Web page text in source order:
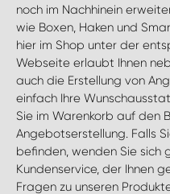
noch im Nachhinein
wie Boxen, Haken und
hier im Shop unter der
Webseite erlaubt Ihnen
auch die Erstellung von
einfach Ihre
Sie im Warenkorb auf den
Angebotserstellung. Falls
befinden, wenden Sie sich
Kundenservice, der Ihnen
Fragen zu unseren